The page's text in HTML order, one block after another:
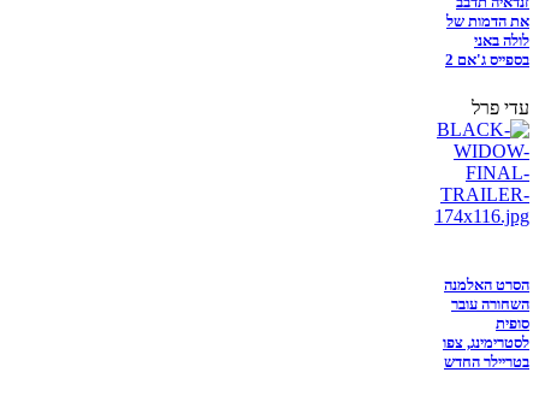
את הדמות של
לולה באני
בספייס ג'אם 2
עדי פרל
הסרט האלמנה
השחורה עובר
סופית
לסטרימינג, צפו
בטריילר החדש